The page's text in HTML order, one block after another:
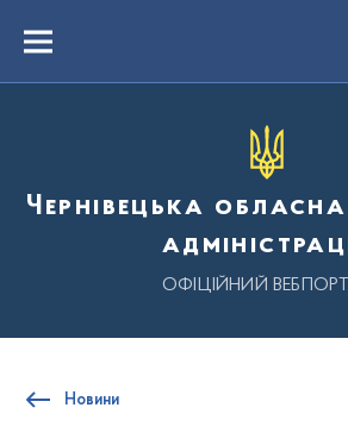
вмістуMenu
Чернівецька
ОФІЦІЙНИЙ
Новини